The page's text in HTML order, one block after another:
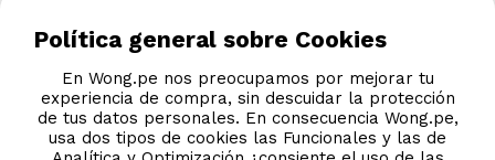
Política general sobre Cookies
En Wong.pe nos preocupamos por mejorar tu
experiencia de compra, sin descuidar la protección
de tus datos personales. En consecuencia Wong.pe,
usa dos tipos de cookies las Funcionales y las de